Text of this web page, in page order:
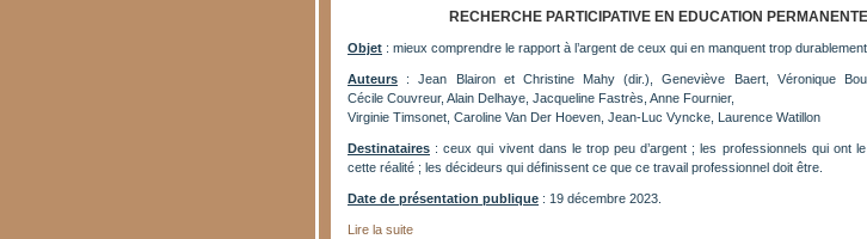
RECHERCHE PARTICIPATIVE EN EDUCATION PERMANENTE
Objet : mieux comprendre le rapport à l’argent de ceux qui en manquent trop durablement.
Auteurs : Jean Blairon et Christine Mahy (dir.), Geneviève Baert, Véronique
Cécile Couvreur, Alain Delhaye, Jacqueline Fastrès, Anne Fournier,
Virginie Timsonet, Caroline Van Der Hoeven, Jean-Luc Vyncke, Laurence Watillon
Destinataires : ceux qui vivent dans le trop peu d’argent ; les professionnels qui ont
cette réalité ; les décideurs qui définissent ce que ce travail professionnel doit être.
Date de présentation publique : 19 décembre 2023.
Lire la suite